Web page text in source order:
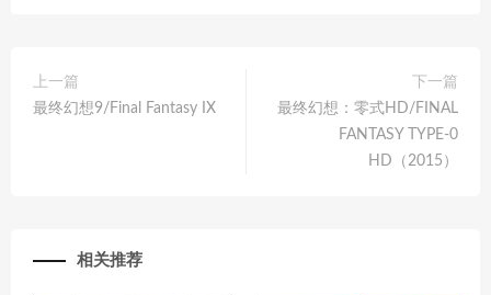
上一篇
最终幻想9/Final Fantasy IX
下一篇
最终幻想：零式HD/FINAL
FANTASY TYPE-0
HD（2015）
相关推荐